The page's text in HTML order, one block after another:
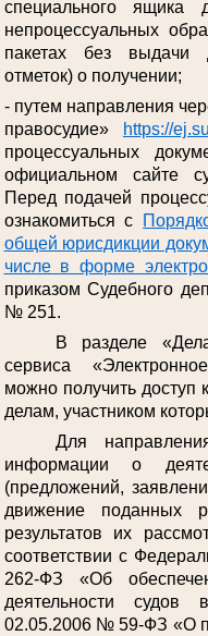
специального ящика
непроцессуальных
пакетах без выдачи
отметок) о получении;
- путем направления
правосудие»
https://
процессуальных
официальном сайте
Перед подачей
ознакомиться с
общей юрисдикции
числе в форме
приказом Судебного
№ 251.
В разделе
сервиса
можно получить
делам, участником
Для
информации о
(предложений,
движение поданных
результатов их
соответствии с
262-ФЗ «Об
деятельности судов
02.05.2006 № 59-ФЗ «О